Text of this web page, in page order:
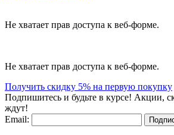
Не хватает прав доступа к веб-форме.
Не хватает прав доступа к веб-форме.
Получить скидку 5% на первую покупку
Подпишитесь и будьте в курсе! Акции,
ждут!
Email: